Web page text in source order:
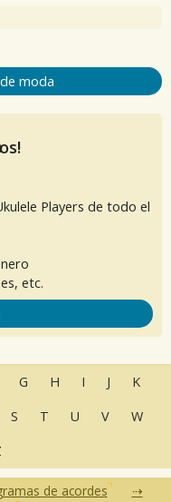
moda
Players de todo el
etc.
G H I J
K
S T U V
W
de acordes